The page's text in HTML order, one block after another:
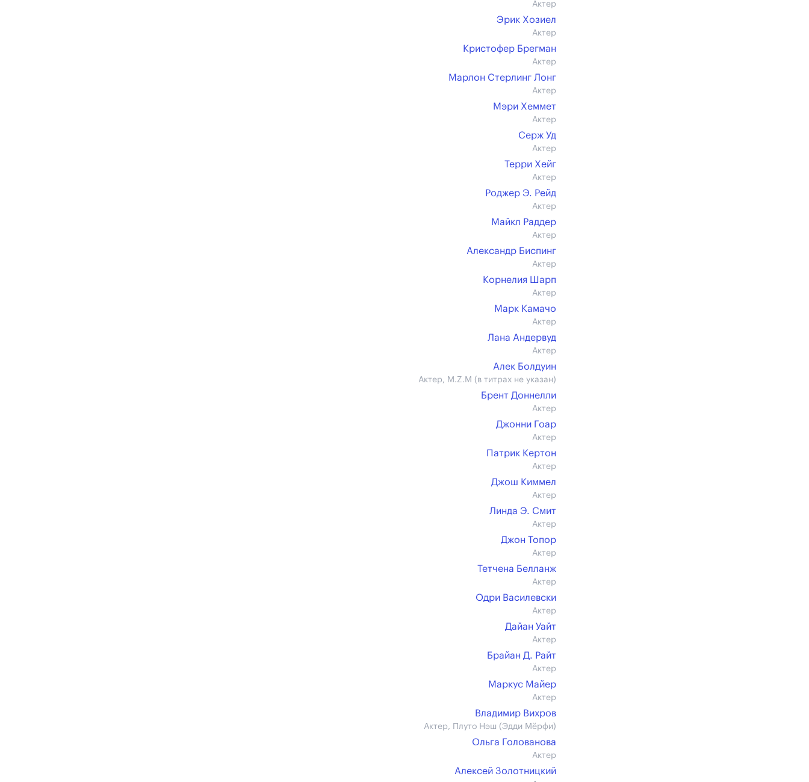
Актер
Эрик Хозиел
Актер
Кристофер Брегман
Актер
Марлон Стерлинг Лонг
Актер
Мэри Хеммет
Актер
Серж Уд
Актер
Терри Хейг
Актер
Роджер Э. Рейд
Актер
Майкл Раддер
Актер
Александр Биспинг
Актер
Корнелия Шарп
Актер
Марк Камачо
Актер
Лана Андервуд
Актер
Алек Болдуин
Актер, M.Z.M (в титрах не указан)
Брент Доннелли
Актер
Джонни Гоар
Актер
Патрик Кертон
Актер
Джош Киммел
Актер
Линда Э. Смит
Актер
Джон Топор
Актер
Тетчена Белланж
Актер
Одри Василевски
Актер
Дайан Уайт
Актер
Брайан Д. Райт
Актер
Маркус Майер
Актер
Владимир Вихров
Актер, Плуто Нэш (Эдди Мёрфи)
Ольга Голованова
Актер
Алексей Золотницкий